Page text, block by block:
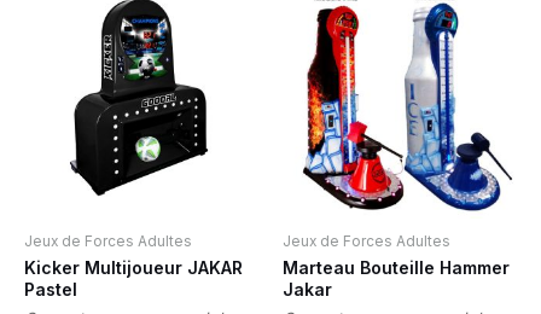
Jeux de Forces Adultes
Kicker Multijoueur JAKAR
Pastel
Jeux de Forces Adultes
Marteau Bouteille Hammer
Jakar